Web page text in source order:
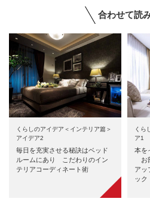
合わせて読
くらしのアイデア＜インテリア篇＞
アイデア2
毎日を充実させる秘訣はベッド
ルームにあり こだわりのイン
テリアコーディネート術
くら
ア1
本を
お
アッ
ック